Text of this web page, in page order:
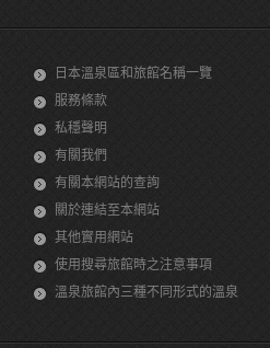
日本溫泉區和旅館名稱一覽
服務條款
私穩聲明
有關我們
有關本網站的查詢
關於連結至本網站
其他實用網站
使用搜尋旅館時之注意事項
溫泉旅館內三種不同形式的溫泉